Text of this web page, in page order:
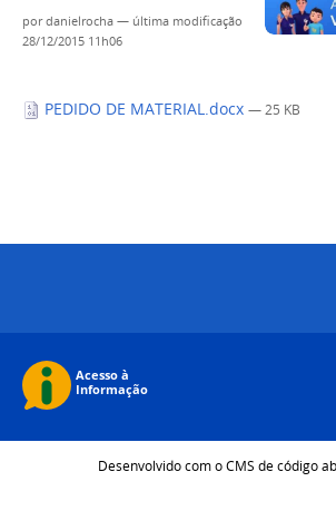
pordanielrocha — última modificação
28/12/2015 11h06
PEDIDO DE MATERIAL.docx — 25 KB
Desenvolvido com o CMS de código